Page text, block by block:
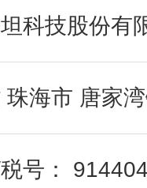
科技股份有
海市 唐家
号：